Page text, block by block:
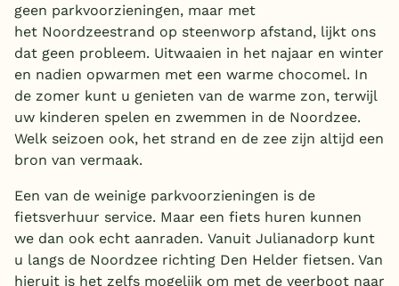
geen parkvoorzieningen, maar met
het Noordzeestrand op steenworp afstand, lijkt ons
dat geen probleem. Uitwaaien in het najaar en winter
en nadien opwarmen met een warme chocomel. In
de zomer kunt u genieten van de warme zon, terwijl
uw kinderen spelen en zwemmen in de Noordzee.
Welk seizoen ook, het strand en de zee zijn altijd een
bron van vermaak.
Een van de weinige parkvoorzieningen is de
fietsverhuur service. Maar een fiets huren kunnen
we dan ook echt aanraden. Vanuit Julianadorp kunt
u langs de Noordzee richting Den Helder fietsen. Van
hieruit is het zelfs mogelijk om met de veerboot naar